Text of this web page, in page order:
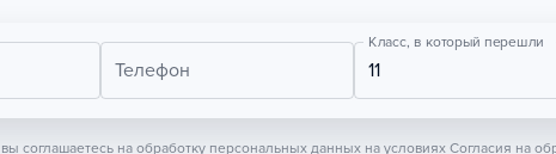
Телефон
Класс, в который перешли
11
соглашаетесь на обработку персональных данных на условиях Согласия на